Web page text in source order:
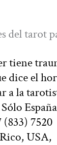
del tarot
tiene
dice el
a la
(833) 7520
USA,